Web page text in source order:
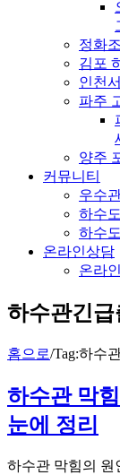
정화
김포
인천
파주
양주
커뮤니티
우수
하수
하수
온라인상담
온라
하수관긴급
홈으로/Tag:하수
하수관 막
눈에 정리
하수관 막힘의 원